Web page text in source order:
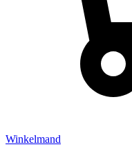
Winkelmand